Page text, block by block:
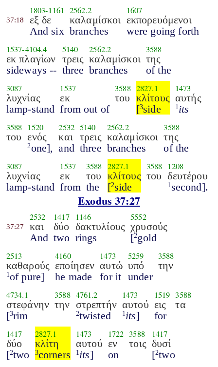
37:18
1803-1161
εξ δε
And six
2562.2
καλαμίσκοι
branches
1607
εκπορευόμενοι
were going forth
1537-4104.4
εκ πλαγίων
sideways --
5140
τρεις
three
2562.2
καλαμίσκοι
branches
3588
της
of the
3087
λυχνίας
lamp-stand
1537
εκ
from out of
3588
του
2827.1
κλίτους
[3side
1473
αυτής
1 its
3588
του
1520
ενός
2one],
2532
και
and
5140
τρεις
three
2562.2
καλαμίσκοι
branches
3588
της
of the
3087
λυχνίας
lamp-stand
1537
εκ
from
3588
του
the
2827.1
κλίτους
[2side
3588
του
1208
δευτέρου
1 second].
Exodus 37:27
37:27
2532
και
And
1417
δύο
two
1146
δακτυλίους
rings
5552
χρυσούς
[2gold
2513
καθαρούς
1 of pure]
4160
εποίησεν
he made
1473
αυτώ
for it
5259
υπό
under
3588
την
4734.1
στεφάνην
[3rim
3588
την
4761.2
στρεπτήν
2twisted
1473
αυτού
1 its]
1519
εις
for
3588
τα
1417
δύο
[2two
2827.1
κλίτη
3corners
1473
αυτού
1 its]
1722
εν
on
3588
τοις
1417
δυσί
[2two